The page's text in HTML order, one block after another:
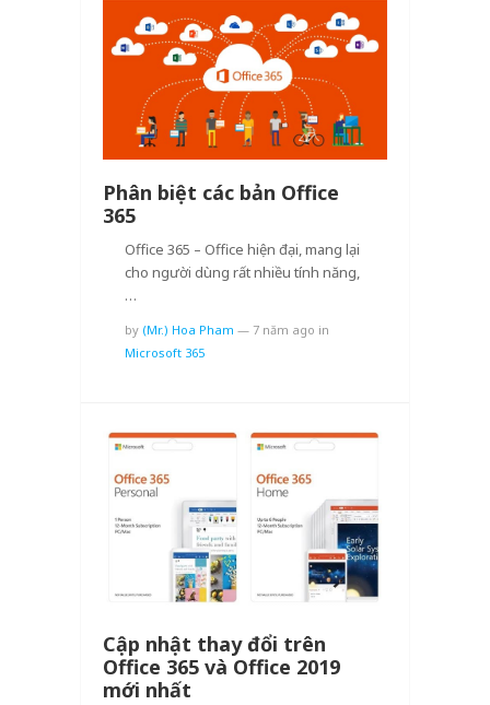
Phân biệt các bản Office
365
Office 365 – Office hiện đại, mang lại
cho người dùng rất nhiều tính năng,
…
by (Mr.) Hoa Pham — 7 năm ago in
Microsoft 365
Cập nhật thay đổi trên
Office 365 và Office 2019
mới nhất